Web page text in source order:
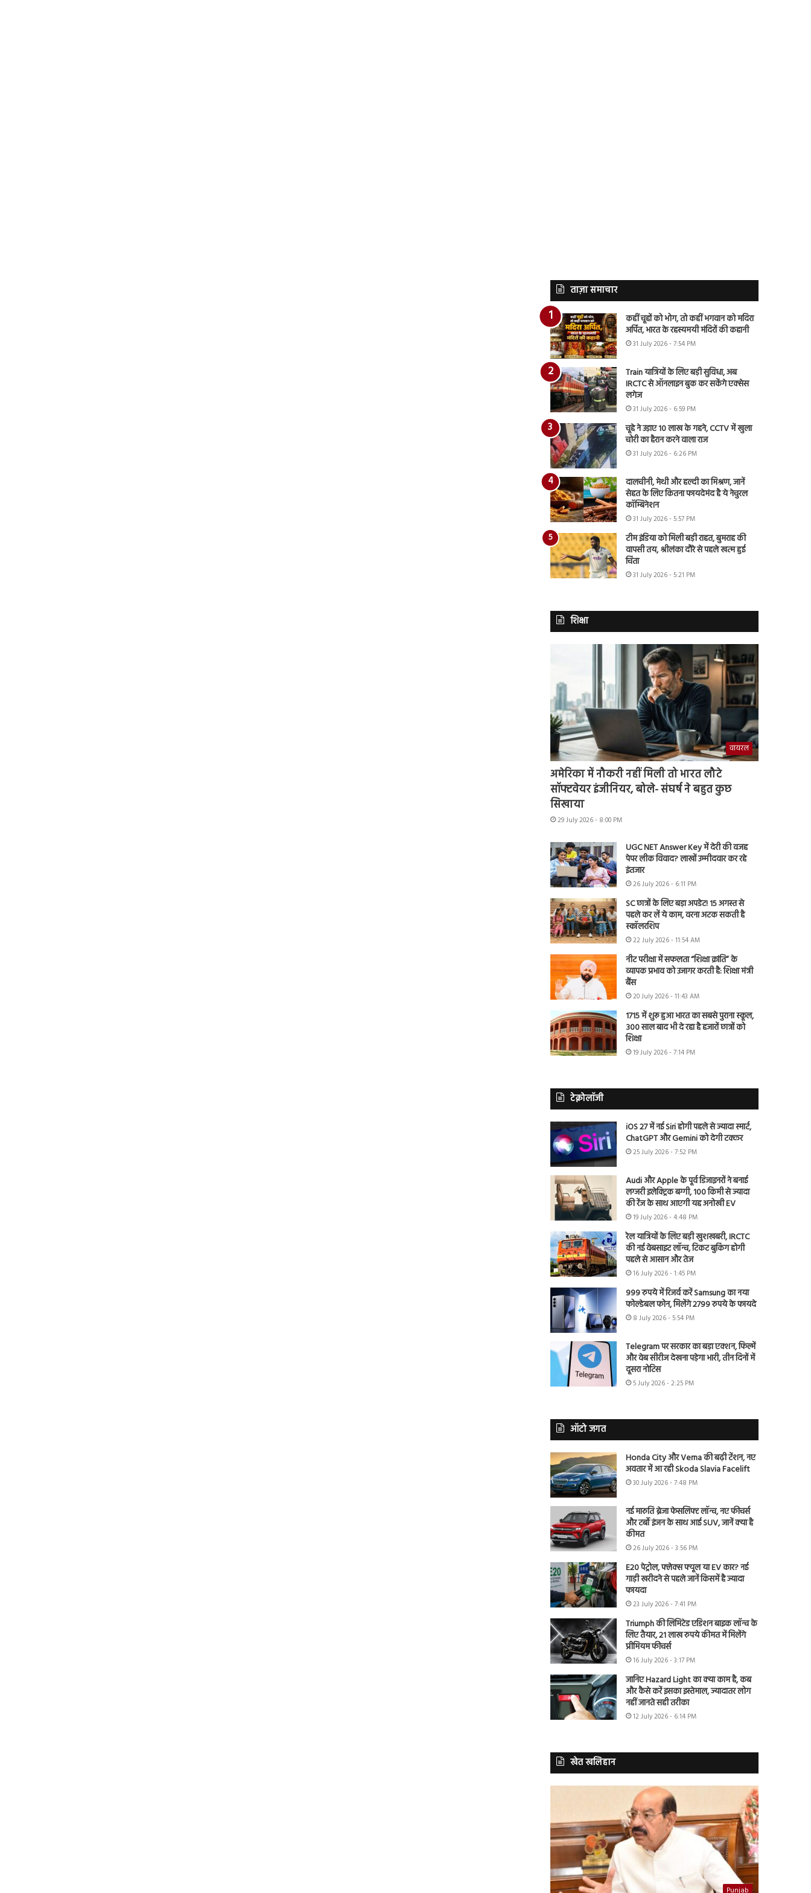
ताज़ा समाचार
कहीं चूहों को भोग, तो कहीं भगवान को मदिरा
अर्पित, भारत के रहस्यमयी मंदिरों की कहानी
31 July 2026 - 7:54 PM
Train यात्रियों के लिए बड़ी सुविधा, अब
IRCTC से ऑनलाइन बुक कर सकेंगे एक्सेस
लगेज
31 July 2026 - 6:59 PM
चूहे ने उड़ाए 10 लाख के गहने, CCTV में खुला
चोरी का हैरान करने वाला राज
31 July 2026 - 6:26 PM
दालचीनी, मेथी और हल्दी का मिश्रण, जानें
सेहत के लिए कितना फायदेमंद है ये नेचुरल
कॉम्बिनेशन
31 July 2026 - 5:57 PM
टीम इंडिया को मिली बड़ी राहत, बुमराह की
वापसी तय, श्रीलंका दौरे से पहले खत्म हुई
चिंता
31 July 2026 - 5:21 PM
शिक्षा
वायरल
अमेरिका में नौकरी नहीं मिली तो भारत लौटे
सॉफ्टवेयर इंजीनियर, बोले- संघर्ष ने बहुत कुछ
सिखाया
29 July 2026 - 8:00 PM
UGC NET Answer Key में देरी की वजह
पेपर लीक विवाद? लाखों उम्मीदवार कर रहे
इंतजार
26 July 2026 - 6:11 PM
SC छात्रों के लिए बड़ा अपडेट! 15 अगस्त से
पहले कर लें ये काम, वरना अटक सकती है
स्कॉलरशिप
22 July 2026 - 11:54 AM
नीट परीक्षा में सफलता “शिक्षा क्रांति” के
व्यापक प्रभाव को उजागर करती है: शिक्षा मंत्री
बैंस
20 July 2026 - 11:43 AM
1715 में शुरू हुआ भारत का सबसे पुराना स्कूल,
300 साल बाद भी दे रहा है हजारों छात्रों को
शिक्षा
19 July 2026 - 7:14 PM
टेक्नोलॉजी
iOS 27 में नई Siri होगी पहले से ज्यादा स्मार्ट,
ChatGPT और Gemini को देगी टक्कर
25 July 2026 - 7:52 PM
Audi और Apple के पूर्व डिजाइनरों ने बनाई
लग्जरी इलेक्ट्रिक बग्गी, 100 किमी से ज्यादा
की रेंज के साथ आएगी यह अनोखी EV
19 July 2026 - 4:48 PM
रेल यात्रियों के लिए बड़ी खुशखबरी, IRCTC
की नई वेबसाइट लॉन्च, टिकट बुकिंग होगी
पहले से आसान और तेज
16 July 2026 - 1:45 PM
999 रुपये में रिजर्व करें Samsung का नया
फोल्डेबल फोन, मिलेंगे 2799 रुपये के फायदे
8 July 2026 - 5:54 PM
Telegram पर सरकार का बड़ा एक्शन, फिल्में
और वेब सीरीज देखना पड़ेगा भारी, तीन दिनों में
दूसरा नोटिस
5 July 2026 - 2:25 PM
ऑटो जगत
Honda City और Verna की बढ़ी टेंशन, नए
अवतार में आ रही Skoda Slavia Facelift
30 July 2026 - 7:48 PM
नई मारुति ब्रेजा फेसलिफ्ट लॉन्च, नए फीचर्स
और टर्बो इंजन के साथ आई SUV, जानें क्या है
कीमत
26 July 2026 - 3:56 PM
E20 पेट्रोल, फ्लेक्स फ्यूल या EV कार? नई
गाड़ी खरीदने से पहले जानें किसमें है ज्यादा
फायदा
23 July 2026 - 7:41 PM
Triumph की लिमिटेड एडिशन बाइक लॉन्च के
लिए तैयार, 21 लाख रुपये कीमत में मिलेंगे
प्रीमियम फीचर्स
16 July 2026 - 3:17 PM
जानिए Hazard Light का क्या काम है, कब
और कैसे करें इसका इस्तेमाल, ज्यादातर लोग
नहीं जानते सही तरीका
12 July 2026 - 6:14 PM
खेत खलिहान
Punjab